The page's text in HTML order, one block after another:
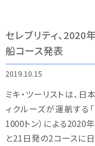
セレブリティ、
船コース発表
2019.10.15
ミキ・ツーリストは、
ィクルーズが運航する「
1000トン）による
と21日発の2コースに